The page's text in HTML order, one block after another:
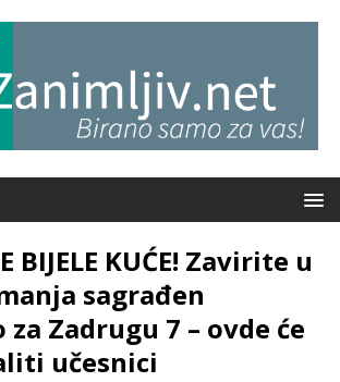
BIJELE KUĆE! Zavirite u
sagrađen
Zadrugu 7 – ovde će
učesnici